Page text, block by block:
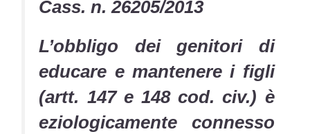
Cass. n. 26205/2013
L’obbligo dei genitori di
educare e mantenere i figli
(artt. 147 e 148 cod. civ.) è
eziologicamente connesso